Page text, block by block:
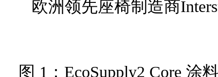
图 1：EcoSupply2 Core